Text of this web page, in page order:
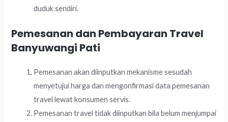
duduk sendiri.
Pemesanan dan Pembayaran Travel
Banyuwangi Pati
Pemesanan akan diinputkan mekanisme sesudah
menyetujui harga dan mengonfirmasi data pemesanan
travel lewat konsumen servis.
Pemesanan travel tidak diinputkan bila belum menjumpai